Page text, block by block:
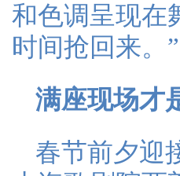
和色调呈现在
时间抢回来。”
满座现场才
春节前夕迎